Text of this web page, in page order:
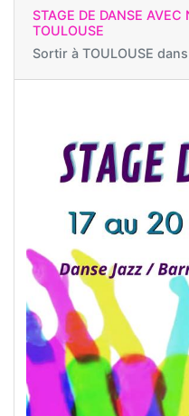
STAGE DE DANSE
TOULOUSE
Sortir à TOULOUSE